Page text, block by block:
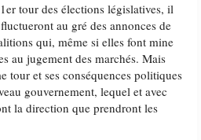
tour des élections législatives, il
au gré des annonces de
qui, même si elles font mine
au jugement des marchés. Mais
tour et ses conséquences politiques
gouvernement, lequel et avec
la direction que prendront les